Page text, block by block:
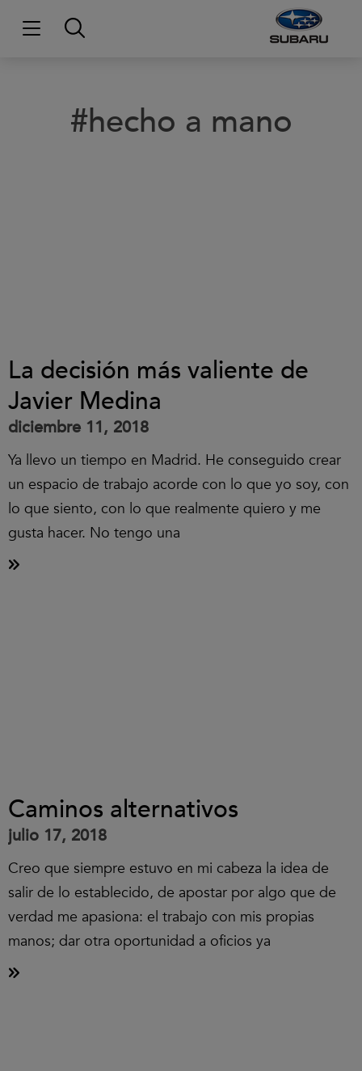
#hecho a mano
La decisión más valiente de
Javier Medina
diciembre 11, 2018
Ya llevo un tiempo en Madrid. He conseguido crear
un espacio de trabajo acorde con lo que yo soy, con
lo que siento, con lo que realmente quiero y me
gusta hacer. No tengo una
Caminos alternativos
julio 17, 2018
Creo que siempre estuvo en mi cabeza la idea de
salir de lo establecido, de apostar por algo que de
verdad me apasiona: el trabajo con mis propias
manos; dar otra oportunidad a oficios ya